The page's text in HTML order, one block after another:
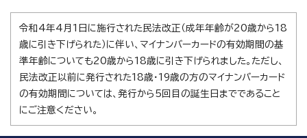
令和4年4月1日に施行された民法改正（成年年齢が20歳から18
歳に引き下げられた）に伴い、マイナンバーカードの有効期間の基
準年齢についても20歳から18歳に引き下げられました。ただし、
民法改正以前に発行された18歳・19歳の方のマイナンバーカード
の有効期間については、発行から5回目の誕生日までであること
にご注意ください。